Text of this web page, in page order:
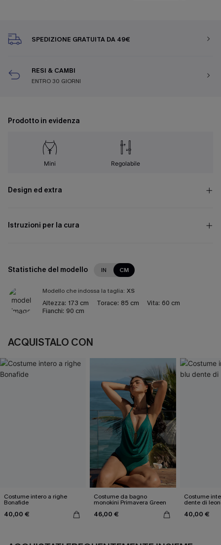
SPEDIZIONE GRATUITA DA 49€
RESI & CAMBI
ENTRO 30 GIORNI
Prodotto in evidenza
Mini Regolabile
Design ed extra
Istruzioni per la cura
Statistiche del modello IN CM
Modello che indossa la taglia: XS
Altezza: 173 cm Torace: 85 cm Vita: 60 cm
Fianchi: 90 cm
ACQUISTALO CON
Costume intero a righe
Bonafide
40,00 €
Costume da bagno
monokini Primavera Green
46,00 €
Costume
dente di
40,00 €